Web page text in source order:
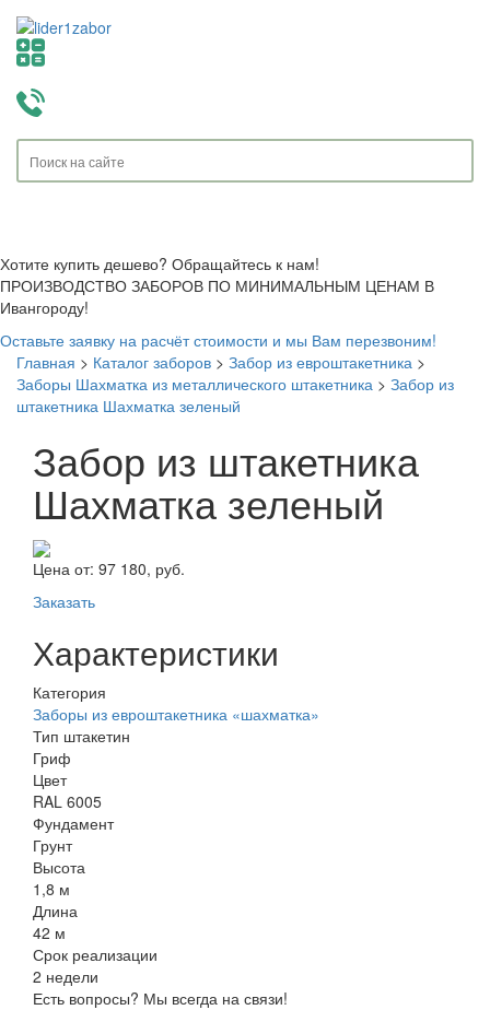
Хотите купить дешево? Обращайтесь к нам!
ПРОИЗВОДСТВО ЗАБОРОВ ПО МИНИМАЛЬНЫМ ЦЕНАМ В
Ивангороду!
Оставьте заявку на расчёт стоимости и мы Вам перезвоним!
Главная > Каталог заборов > Забор из евроштакетника >
Заборы Шахматка из металлического штакетника > Забор из
штакетника Шахматка зеленый
Забор из штакетника
Шахматка зеленый
Цена от: 97 180, руб.
Заказать
Характеристики
Категория
Заборы из евроштакетника «шахматка»
Тип штакетин
Гриф
Цвет
RAL 6005
Фундамент
Грунт
Высота
1,8 м
Длина
42 м
Срок реализации
2 недели
Есть вопросы? Мы всегда на связи!